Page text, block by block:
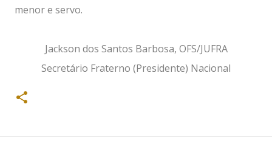
menor e servo.
Jackson dos Santos Barbosa, OFS/JUFRA
Secretário Fraterno (Presidente) Nacional